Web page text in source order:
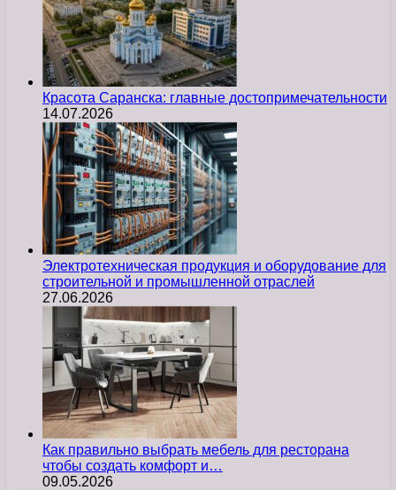
Красота Саранска: главные достопримечательности
14.07.2026
Электротехническая продукция и оборудование для
строительной и промышленной отраслей
27.06.2026
Как правильно выбрать мебель для ресторана
чтобы создать комфорт и…
09.05.2026